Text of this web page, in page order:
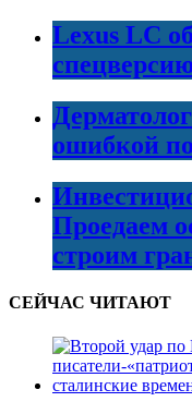
Lexus LC
ошибкой
Проедаем
строим
СЕЙЧАС ЧИТАЮТ